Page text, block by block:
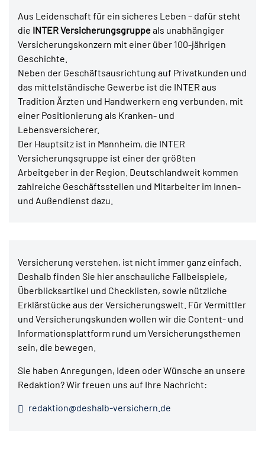
Aus Leidenschaft für ein sicheres Leben – dafür steht
die INTER Versicherungsgruppeals unabhängiger
Versicherungskonzern mit einer über 100-jährigen
Geschichte.
Neben der Geschäftsausrichtung auf Privatkunden und
das mittelständische Gewerbe ist die INTER aus
Tradition Ärzten und Handwerkern eng verbunden, mit
einer Positionierung als Kranken- und
Lebensversicherer.
Der Hauptsitz ist in Mannheim, die INTER
Versicherungsgruppe ist einer der größten
Arbeitgeber in der Region. Deutschlandweit kommen
zahlreiche Geschäftsstellen und Mitarbeiter im Innen-
und Außendienst dazu.
Versicherung verstehen, ist nicht immer ganz einfach.
Deshalb finden Sie hier anschauliche Fallbeispiele,
Überblicksartikel und Checklisten, sowie nützliche
Erklärstücke aus der Versicherungswelt. Für Vermittler
und Versicherungskunden wollen wir die Content- und
Informationsplattform rund um Versicherungsthemen
sein, die bewegen.
Sie haben Anregungen, Ideen oder Wünsche an unsere
Redaktion? Wir freuen uns auf Ihre Nachricht:
redaktion@deshalb-versichern.de